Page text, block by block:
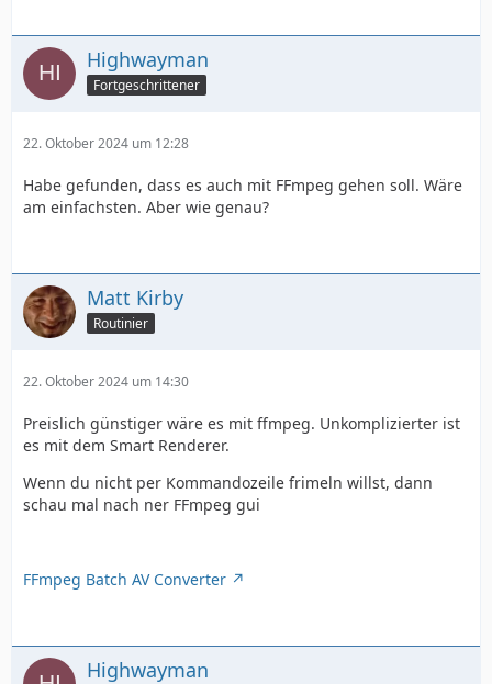
Highwayman
Fortgeschrittener
22. Oktober 2024 um 12:28
Habe gefunden, dass es auch mit FFmpeg gehen soll. Wäre
am einfachsten. Aber wie genau?
Matt Kirby
Routinier
22. Oktober 2024 um 14:30
Preislich günstiger wäre es mit ffmpeg. Unkomplizierter ist
es mit dem Smart Renderer.
Wenn du nicht per Kommandozeile frimeln willst, dann
schau mal nach ner FFmpeg gui
FFmpeg Batch AV Converter
Highwayman